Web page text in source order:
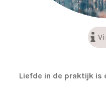
Liefde in de praktijk is